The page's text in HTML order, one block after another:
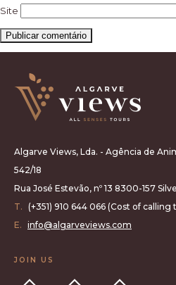
Site
Algarve Views, Lda. - Agência de
542/18
Rua José Estevão, nº 13 8300-157
T. (+351) 910 644 066 (Cost of
E. info@algarveviews.com
JOIN US